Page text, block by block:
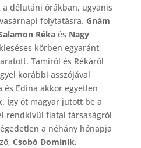
délutáni órákban, ugyanis
folytatásra. Gnám
Réka és Nagy
körben egyaránt
Tamiról és Rékáról
korábbi asszójával
és Edina akkor egyetlen
Így öt magyar jutott be a
rendkívül fiatal társaságról
a néhány hónapja
Csobó Dominik.